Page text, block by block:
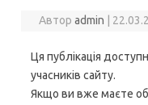
Авторadmin
Ця публікація
учасників сайту.
Якщо ви вже маєте